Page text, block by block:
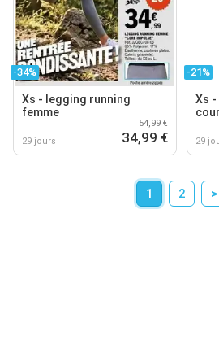
-34%
Xs - legging running
femme
29 jours
54,99 €
34,99 €
-21%
Xs
29
1 2 >